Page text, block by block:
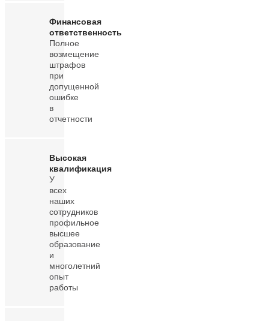
Финансовая
ответственность
Полное
возмещение
штрафов
при
допущенной
ошибке
в
отчетности
Высокая
квалификация
У
всех
наших
сотрудников
профильное
высшее
образование
и
многолетний
опыт
работы